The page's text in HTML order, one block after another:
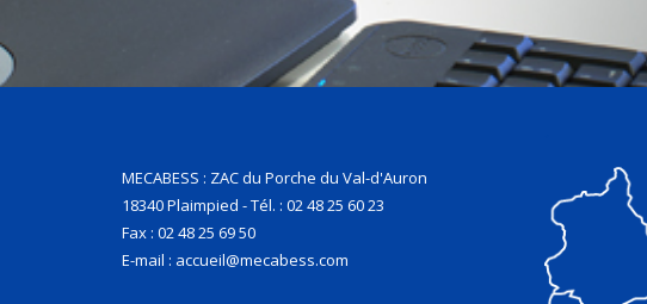
MECABESS : ZAC du Porche du Val-d'Auron
18340 Plaimpied - Tél. : 02 48 25 60 23
Fax : 02 48 25 69 50
E-mail : accueil@mecabess.com